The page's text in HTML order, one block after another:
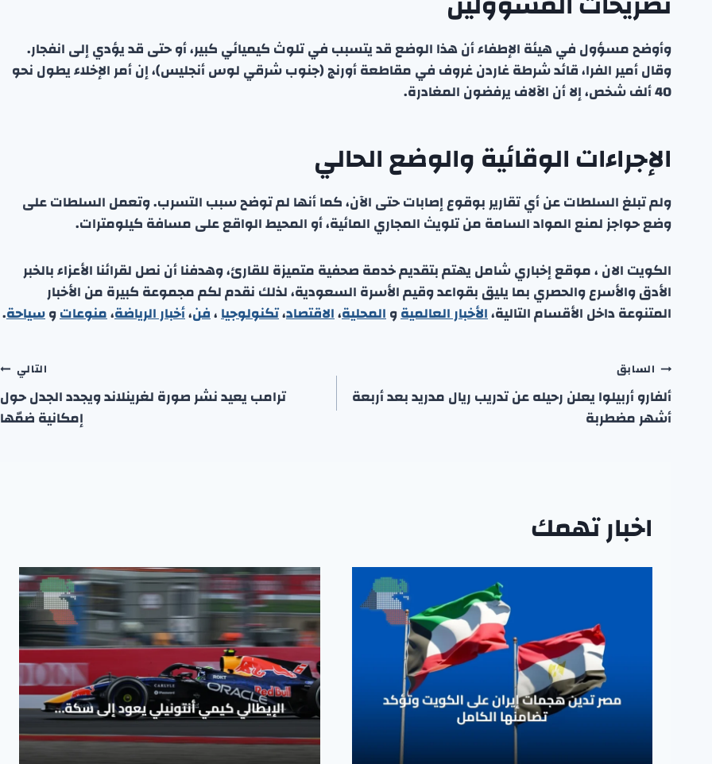
وأوضح مسؤول في هيئة الإطفاء أن هذا الوضع قد يتسبب في تلوث كيميائي كبير، أو حتى قد يؤدي إلى انفجار.
وقال أمير الفرا، قائد شرطة غاردن غروف في مقاطعة أورنج (جنوب شرقي لوس أنجليس)، إن أمر الإخلاء يطول نحو
40 ألف شخص، إلا أن الآلاف يرفضون المغادرة.
الإجراءات الوقائية والوضع الحالي
ولم تبلغ السلطات عن أي تقارير بوقوع إصابات حتى الآن، كما أنها لم توضح سبب التسرب. وتعمل السلطات على
وضع حواجز لمنع المواد السامة من تلويث المجاري المائية، أو المحيط الواقع على مسافة كيلومترات.
الكويت الان ، موقع إخباري شامل يهتم بتقديم خدمة صحفية متميزة للقارئ، وهدفنا أن نصل لقرائنا الأعزاء بالخبر
الأدق والأسرع والحصري بما يليق بقواعد وقيم الأسرة السعودية، لذلك نقدم لكم مجموعة كبيرة من الأخبار
المتنوعة داخل الأقسام التالية،الأخبار العالميةوالمحلية،الاقتصاد،تكنولوجيا،فن،أخبار الرياضة،منوعاتوسياحة.
تصفّح
المقالات
السابق
ألفارو أربيلوا يعلن رحيله عن تدريب ريال مدريد بعد أربعة
أشهر مضطربة
التالي
ترامب يعيد نشر صورة لغرينلاند ويجدد الجدل حول
إمكانية ضمّها
اخبار تهمك